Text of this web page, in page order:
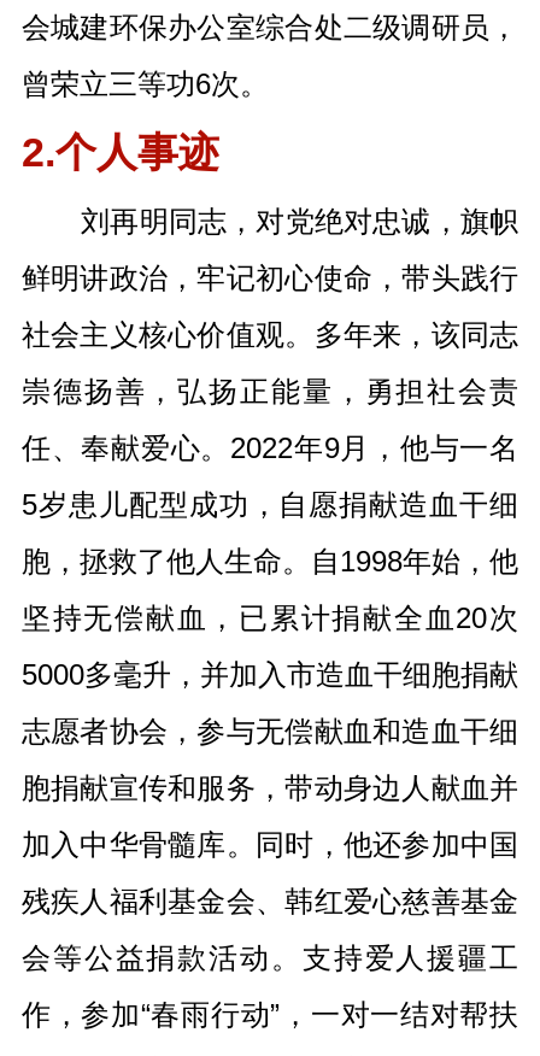
会城建环保办公室综合处二级调研员，
曾荣立三等功6次。
2.个人事迹
刘再明同志，对党绝对忠诚，旗帜
鲜明讲政治，牢记初心使命，带头践行
社会主义核心价值观。多年来，该同志
崇德扬善，弘扬正能量，勇担社会责
任、奉献爱心。2022年9月，他与一名
5岁患儿配型成功，自愿捐献造血干细
胞，拯救了他人生命。自1998年始，他
坚持无偿献血，已累计捐献全血20次
5000多毫升，并加入市造血干细胞捐献
志愿者协会，参与无偿献血和造血干细
胞捐献宣传和服务，带动身边人献血并
加入中华骨髓库。同时，他还参加中国
残疾人福利基金会、韩红爱心慈善基金
会等公益捐款活动。支持爱人援疆工
作，参加“春雨行动”，一对一结对帮扶